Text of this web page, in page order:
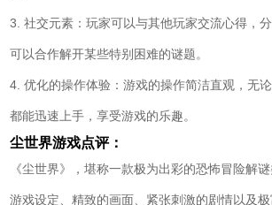
3. 社交元素：玩家可以与其他玩家交流心得，
可以合作解开某些特别困难的谜题。
4. 优化的操作体验：游戏的操作简洁直观，无
都能迅速上手，享受游戏的乐趣。
尘世界游戏点评：
《尘世界》，堪称一款极为出彩的恐怖冒险解
游戏设定、精致的画面、紧张刺激的剧情以及